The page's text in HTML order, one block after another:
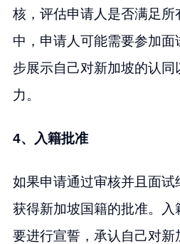
核，评估申请人是否满足所
中，申请人可能需要参加
步展示自己对新加坡的认
力。
4、入籍批准
如果申请通过审核并且面
获得新加坡国籍的批准。入
要进行宣誓，承认自己对